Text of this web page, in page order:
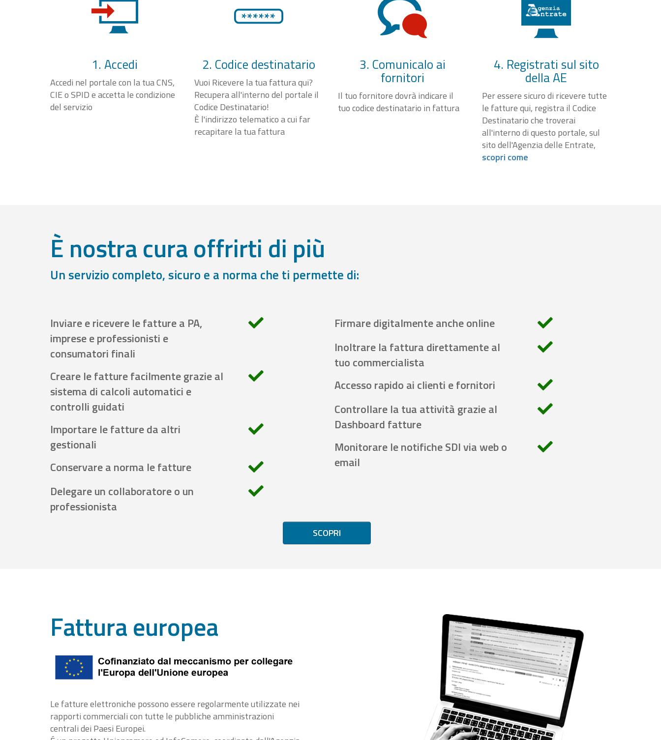
1. Accedi
Accedi nel portale con la tua CNS,
CIE o SPID e accetta le condizione
del servizio
2. Codice destinatario
Vuoi Ricevere la tua fattura qui?
Recupera all'interno del portale il
Codice Destinatario!
È l'indirizzo telematico a cui far
recapitare la tua fattura
3. Comunicalo ai
fornitori
Il tuo fornitore dovrà indicare il
tuo codice destinatario in fattura
4. Registrati sul sito
della AE
Per essere sicuro di ricevere tutte
le fatture qui, registra il Codice
Destinatario che troverai
all'interno di questo portale, sul
sito dell'Agenzia delle Entrate,
scopri come
È nostra cura offrirti di più
Un servizio completo, sicuro e a norma che ti permette di:
Inviare e ricevere le fatture a PA,
imprese e professionisti e
consumatori finali
Creare le fatture facilmente grazie al
sistema di calcoli automatici e
controlli guidati
Importare le fatture da altri
gestionali
Conservare a norma le fatture
Delegare un collaboratore o un
professionista
Firmare digitalmente anche online
Inoltrare la fattura direttamente al
tuo commercialista
Accesso rapido ai clienti e fornitori
Controllare la tua attività grazie al
Dashboard fatture
Monitorare le notifiche SDI via web o
email
SCOPRI
Fattura europea
Le fatture elettroniche possono essere regolarmente utilizzate nei
rapporti commerciali con tutte le pubbliche amministrazioni
centrali dei Paesi Europei.